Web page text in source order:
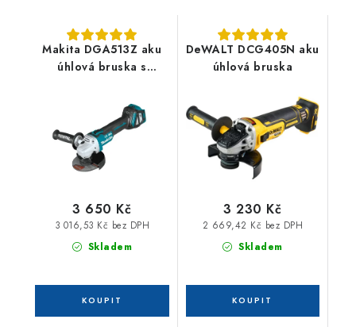
Makita DGA513Z aku
úhlová bruska s
Skladem
3 016,53 Kč bez DPH
3 650 Kč
DeWALT DCG405N aku
úhlová bruska
Skladem
2 669,42 Kč bez DPH
3 230 Kč